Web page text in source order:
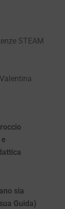
STEAM
sia
Guida)